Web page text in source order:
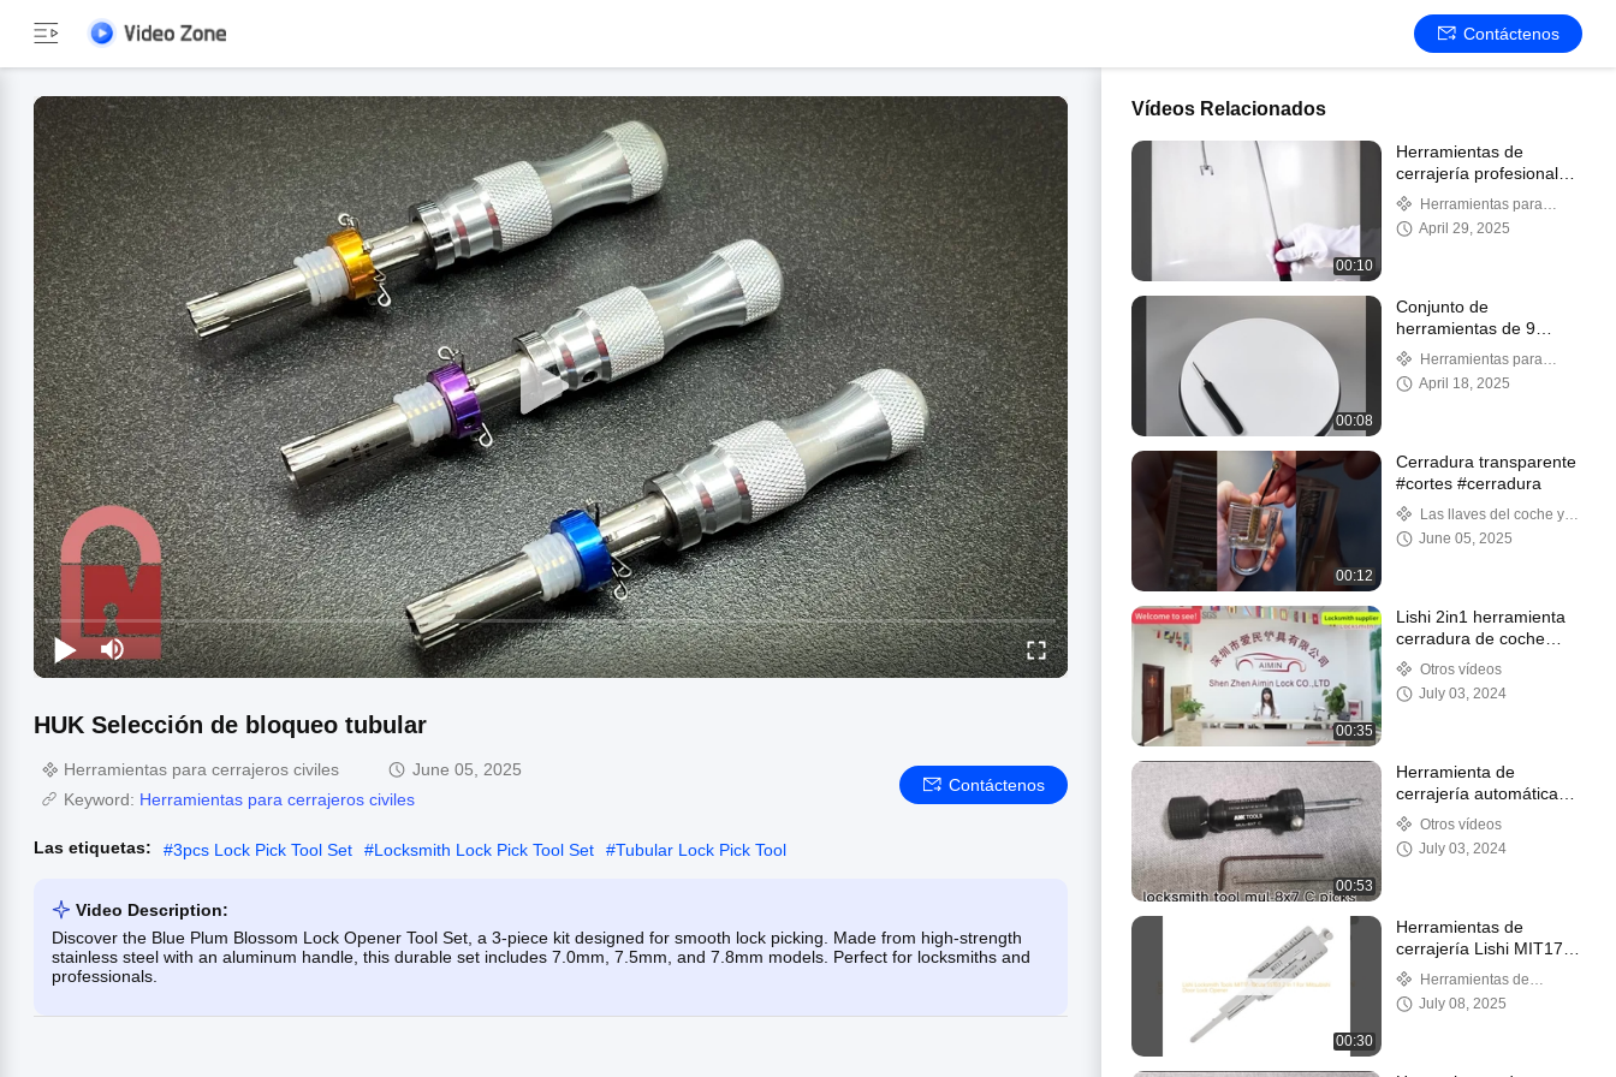
Contáctenos
HUK Selección de bloqueo tubular
Herramientas para cerrajeros civiles
June 05, 2025
Keyword: Herramientas para cerrajeros civiles
Contáctenos
Las etiquetas: #3pcs Lock Pick Tool Set #Locksmith Lock Pick Tool Set #Tubular Lock Pick Tool
Video Description:
Discover the Blue Plum Blossom Lock Opener Tool Set, a 3-piece kit designed for smooth lock picking. Made from high-strength
stainless steel with an aluminum handle, this durable set includes 7.0mm, 7.5mm, and 7.8mm models. Perfect for locksmiths and
professionals.
Vídeos Relacionados
00:10
Herramientas de
cerrajería profesional
nuevas herramientas de
apertura rápida
Herramientas de
Herramientas para
cerrajeros civiles
April 29, 2025
00:08
Conjunto de
herramientas de 9
piezas de alta calidad
para la recogida de
cerraduras
Herramientas para
cerrajeros civiles
April 18, 2025
00:12
Cerradura transparente
#cortes #cerradura
Las llaves del coche y el
casquillo de las llaves
June 05, 2025
00:35
Lishi 2in1 herramienta
cerradura de coche
cilindro decodificador
lector herramientas de
recogida cerrajero
Otros vídeos
July 03, 2024
00:53
Herramienta de
cerrajería automática
KLOM cerradura de
puerta de coche toma
2pcs juego de picking
Otros vídeos
July 03, 2024
00:30
Herramientas de
cerrajería Lishi MIT17-
10 cortes SS103 2 en 1
para apertura de
cerraduras de puertas
Herramientas de
cerrajería automática
July 08, 2025